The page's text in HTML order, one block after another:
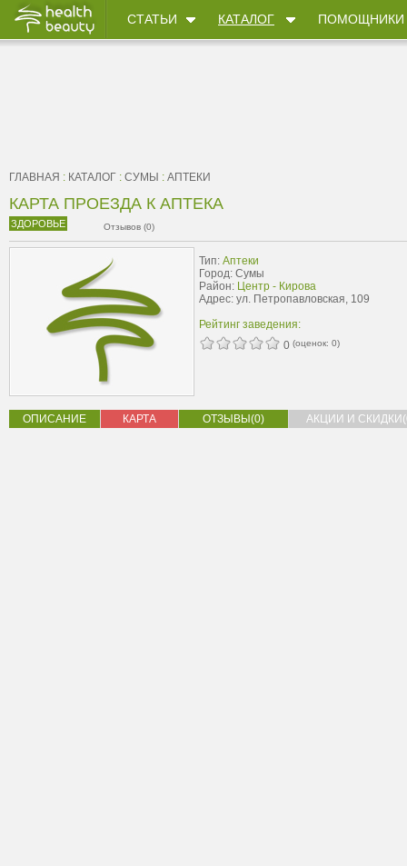
СТАТЬИ КАТАЛОГ ПОМОЩНИКИ
ГЛАВНАЯ : КАТАЛОГ : СУМЫ : АПТЕКИ
КАРТА ПРОЕЗДА К АПТЕКА
ЗДОРОВЬЕ Отзывов (0)
Тип: Аптеки
Город: Сумы
Район: Центр - Кирова
Адрес: ул. Петропавловская, 109
Рейтинг заведения:
0 (оценок: 0)
ОПИСАНИЕ КАРТА ОТЗЫВЫ(0) АКЦИИ И